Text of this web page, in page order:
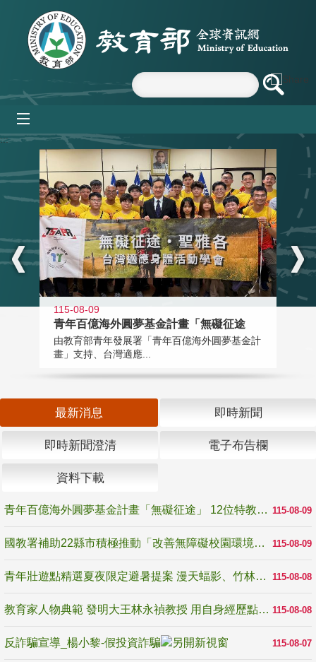
跳到主要內容區塊
:::
115-08-09
青年百億海外圓夢基金計畫「無礙征途
由教育部青年發展署「青年百億海外圓夢基金計
畫」支持、台灣適應...
最新消息 即時新聞
即時新聞澄清 電子布告欄
資料下載
115-08-09
青年百億海外圓夢基金計畫「無礙征途」 12位特教與弱勢青年勇闖西班牙 跨越感官限制見證生命蛻變
115-08-09
國教署補助22縣市積極推動「改善無障礙校園環境計畫」 打造友善、安全、無礙學習空間
115-08-08
青年壯遊點精選夏夜限定避暑提案 漫天蝠影、竹林尋蛙、茶香夜觀 邀青年暮色出發
115-08-08
教育家人物典範 發明大王林永禎教授 用自身經歷點亮學生的路
115-08-07
反詐騙宣導_楊小黎-假投資詐騙